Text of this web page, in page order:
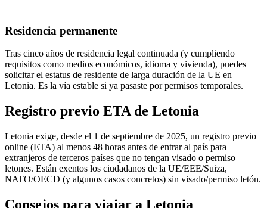
Residencia permanente
Tras cinco años de residencia legal continuada (y cumpliendo
requisitos como medios económicos, idioma y vivienda), puedes
solicitar el estatus de residente de larga duración de la UE en
Letonia. Es la vía estable si ya pasaste por permisos temporales.
Registro previo ETA de Letonia
Letonia exige, desde el 1 de septiembre de 2025, un registro previo
online (ETA) al menos 48 horas antes de entrar al país para
extranjeros de terceros países que no tengan visado o permiso
letones. Están exentos los ciudadanos de la UE/EEE/Suiza,
NATO/OECD (y algunos casos concretos) sin visado/permiso letón.
Consejos para viajar a Letonia